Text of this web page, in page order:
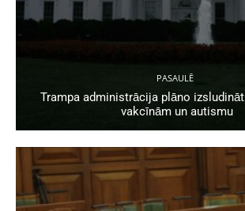
PASAULĒ
Trampa administrācija plāno
vakcīnām un autismu